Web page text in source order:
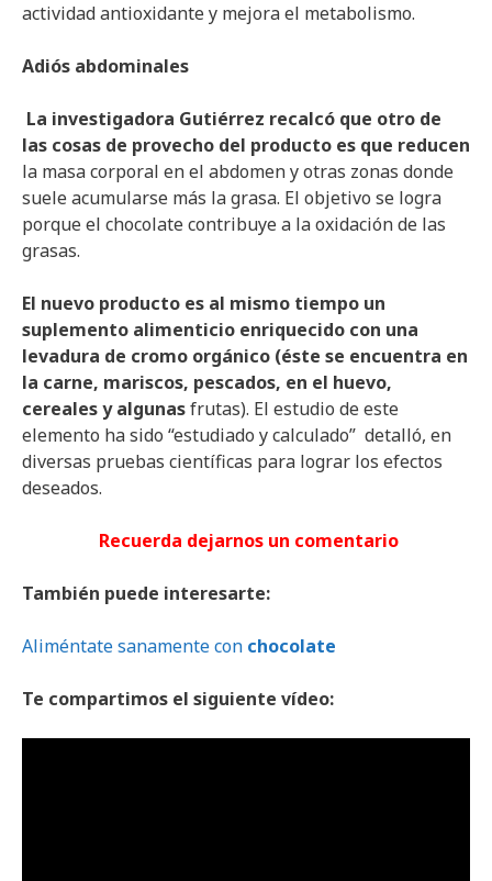
actividad antioxidante y mejora el metabolismo.
Adiós abdominales
La investigadora Gutiérrez recalcó que otro de
las cosas de provecho del producto es que reducen
la masa corporal en el abdomen y otras zonas donde
suele acumularse más la grasa. El objetivo se logra
porque el chocolate contribuye a la oxidación de las
grasas.
El nuevo producto es al mismo tiempo un
suplemento alimenticio enriquecido con una
levadura de cromo orgánico (éste se encuentra en
la carne, mariscos, pescados, en el huevo,
cereales y algunasfrutas). El estudio de este
elemento ha sido “estudiado y calculado” detalló, en
diversas pruebas científicas para lograr los efectos
deseados.
Recuerda dejarnos un comentario
También puede interesarte:
Aliméntate sanamente con chocolate
Te compartimos el siguiente vídeo: